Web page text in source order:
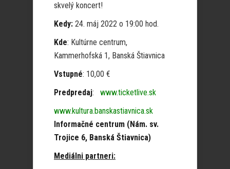
skvelý koncert!
Kedy: 24. máj 2022 o 19:00 hod.
Kde: Kultúrne centrum,
Kammerhofská 1, Banská Štiavnica
Vstupné: 10,00 €
Predpredaj: www.ticketlive.sk
www.kultura.banskastiavnica.sk
Informačné centrum (Nám. sv.
Trojice 6, Banská Štiavnica)
Mediálni partneri: